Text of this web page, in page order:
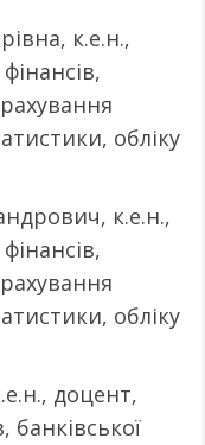
к.е.н.,
обліку
к.е.н.,
обліку
доцент,
банківської